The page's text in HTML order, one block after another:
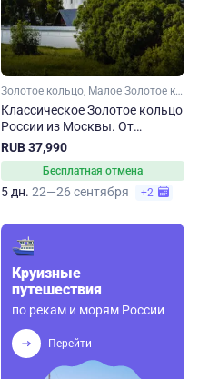
Золотое кольцо, Малое Золотое кольцо, Ярославская область, Ивановская область, Костромская область, Владимирская область, Московская область
Классическое Золотое кольцо
России из Москвы. От
Сергиева Посада до
Владимира
RUB 37,990
Бесплатная отмена
5 дн. 22—26 сентября +2
Круизные
путешествия
по рекам и морям России
Перейти